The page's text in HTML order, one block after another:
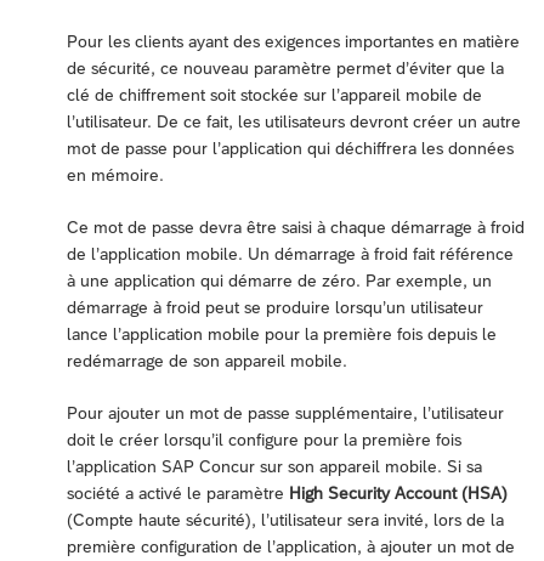
Pour les clients ayant des exigences importantes en matière
de sécurité, ce nouveau paramètre permet d’éviter que la
clé de chiffrement soit stockée sur l’appareil mobile de
l’utilisateur. De ce fait, les utilisateurs devront créer un autre
mot de passe pour l’application qui déchiffrera les données
en mémoire.
Ce mot de passe devra être saisi à chaque démarrage à froid
de l’application mobile. Un démarrage à froid fait référence
à une application qui démarre de zéro. Par exemple, un
démarrage à froid peut se produire lorsqu’un utilisateur
lance l’application mobile pour la première fois depuis le
redémarrage de son appareil mobile.
Pour ajouter un mot de passe supplémentaire, l’utilisateur
doit le créer lorsqu’il configure pour la première fois
l’application SAP Concur sur son appareil mobile. Si sa
société a activé le paramètre High Security Account (HSA)
(Compte haute sécurité), l’utilisateur sera invité, lors de la
première configuration de l’application, à ajouter un mot de